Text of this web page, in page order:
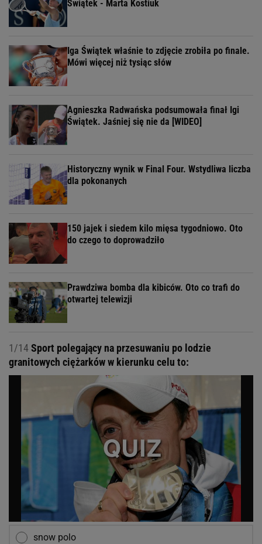
Świątek - Marta Kostiuk
Iga Świątek właśnie to zdjęcie zrobiła po finale.
Mówi więcej niż tysiąc słów
Agnieszka Radwańska podsumowała finał Igi
Świątek. Jaśniej się nie da [WIDEO]
Historyczny wynik w Final Four. Wstydliwa liczba
dla pokonanych
150 jajek i siedem kilo mięsa tygodniowo. Oto
do czego to doprowadziło
Prawdziwa bomba dla kibiców. Oto co trafi do
otwartej telewizji
1/14Sport polegający na przesuwaniu po lodzie
granitowych ciężarków w kierunku celu to:
snow polo